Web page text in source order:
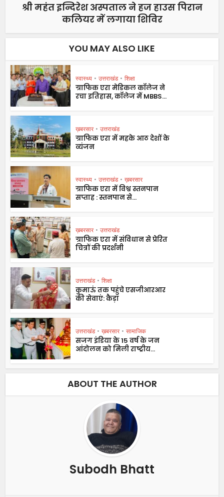
श्री महंत इन्दिरेश अस्पताल ने हज हाउस पिरान
कलियर में लगाया शिविर
YOU MAY ALSO LIKE
स्वास्थ्य • उत्तराखंड • शिक्षा
ग्राफिक एरा मेडिकल कॉलेज ने
रचा इतिहास, कॉलेज में MBBS...
ख़बरसार • उत्तराखंड
ग्राफिक एरा में महके आठ देशों के
व्यंजन
स्वास्थ्य • उत्तराखंड • ख़बरसार
ग्राफिक एरा में विश्व स्तनपान
सप्ताह : स्तनपान से...
ख़बरसार • उत्तराखंड
ग्राफिक एरा में संविधान से प्रेरित
चित्रों की प्रदर्शनी
उत्तराखंड • शिक्षा
कुमाऊं तक पहुंचे एसजीआरआर
की सेवाएं: कैड़ा
उत्तराखंड • ख़बरसार • सामाजिक
सजग इंडिया के 15 वर्ष के जन
आंदोलन को मिली राष्ट्रीय...
ABOUT THE AUTHOR
Subodh Bhatt